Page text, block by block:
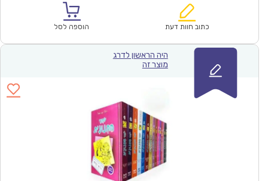
₪355.00.
הוא:
כתוב חוות דעת הוספה לסל
היה הראשון לדרג
מוצר זה